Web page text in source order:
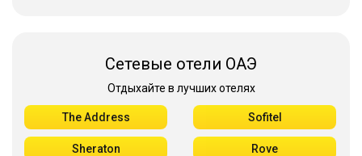
Сетевые отели ОАЭ
Отдыхайте в лучших отелях
The Address Sofitel
Sheraton Rove